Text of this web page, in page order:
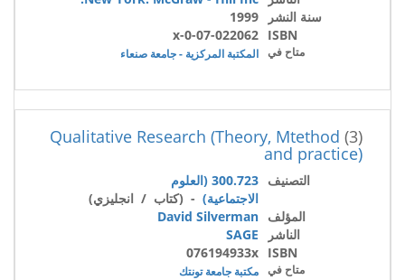
سنة النشر
1999
ISBN
0-07-022062-x
متاح في المكتبة المركزية - جامعة صنعاء
(3)
Qualitative Research (Theory, Mtethod
and practice)
التصنيف
300.723 (العلوم
الاجتماعية) - (كتاب / انجليزي)
المؤلف David Silverman
الناشر
SAGE
ISBN
076194933x
متاح في مكتبة جامعة تونتك